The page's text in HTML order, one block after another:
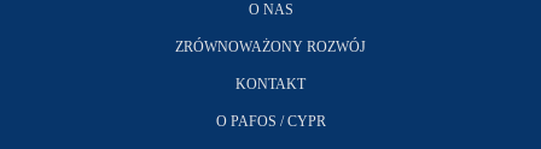
O NAS
ZRÓWNOWAŻONY ROZWÓJ
KONTAKT
O PAFOS / CYPR